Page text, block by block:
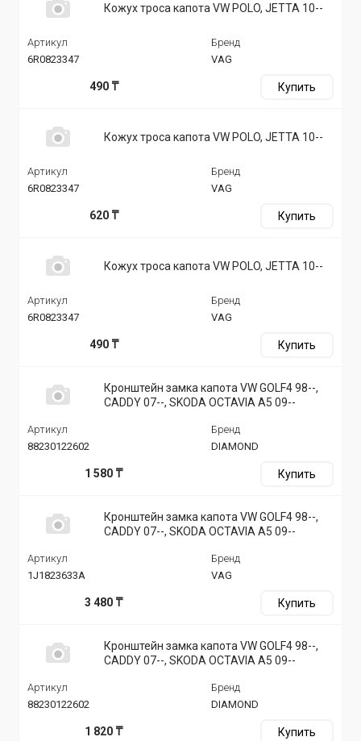
Кожух троса капота VW POLO, JETTA 10--
Артикул
6R0823347
Бренд
VAG
490 ₸ Купить
Кожух троса капота VW POLO, JETTA 10--
Артикул
6R0823347
Бренд
VAG
620 ₸ Купить
Кожух троса капота VW POLO, JETTA 10--
Артикул
6R0823347
Бренд
VAG
490 ₸ Купить
Кронштейн замка капота VW GOLF4 98--,
CADDY 07--, SKODA OCTAVIA A5 09--
Артикул
88230122602
Бренд
DIAMOND
1 580 ₸ Купить
Кронштейн замка капота VW GOLF4 98--,
CADDY 07--, SKODA OCTAVIA A5 09--
Артикул
1J1823633A
Бренд
VAG
3 480 ₸ Купить
Кронштейн замка капота VW GOLF4 98--,
CADDY 07--, SKODA OCTAVIA A5 09--
Артикул
88230122602
Бренд
DIAMOND
1 820 ₸ Купить